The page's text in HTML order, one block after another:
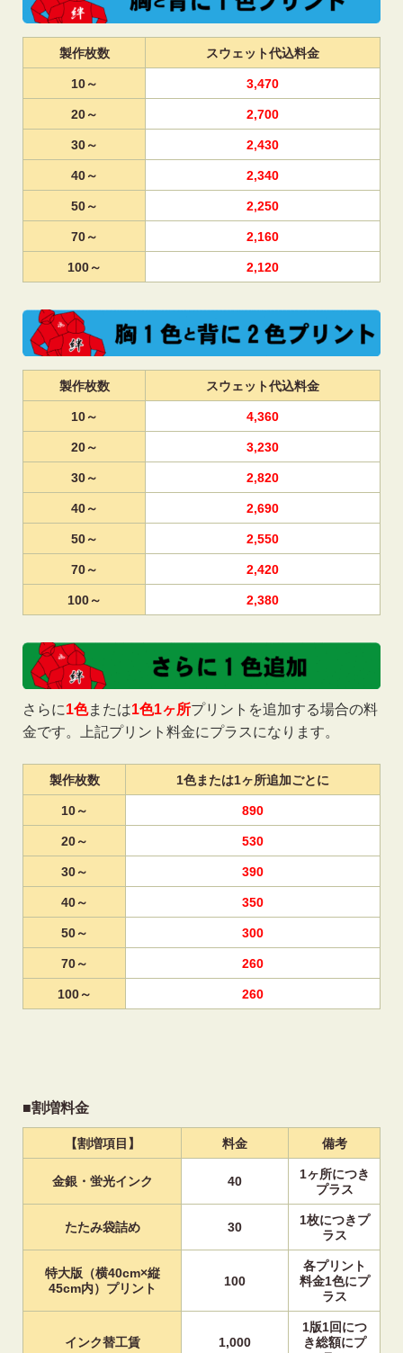
製作枚数 スウェット代込料金
10～ 3,470
20～ 2,700
30～ 2,430
40～ 2,340
50～ 2,250
70～ 2,160
100～ 2,120
製作枚数 スウェット代込料金
10～ 4,360
20～ 3,230
30～ 2,820
40～ 2,690
50～ 2,550
70～ 2,420
100～ 2,380
さらに1色または1色1ヶ所プリントを追加する場合の料
金です。上記プリント料金にプラスになります。
製作枚数 1色または1ヶ所追加ごとに
10～ 890
20～ 530
30～ 390
40～ 350
50～ 300
70～ 260
100～ 260
■割増料金
【割増項目】 料金 備考
金銀・蛍光インク 40
1ヶ所につき
プラス
たたみ袋詰め 30
1枚につきプ
ラス
特大版（横40cm×縦
45cm内）プリント
100
各プリント
料金1色にプ
ラス
インク替工賃 1,000
1版1回につ
き総額にプ